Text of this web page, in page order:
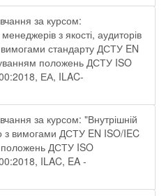
за курсом:
з якості, аудиторів
вимогами стандарту ДСТУ EN
положень ДСТУ ISO
ЕА, ILAC-
за курсом: "Внутрішній
з вимогами ДСТУ EN ISO/IEC
ДСТУ ISO
ILAC, EA -